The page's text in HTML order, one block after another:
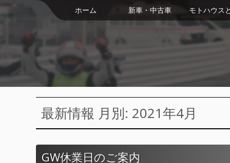
ホーム 新車・中古車 モトハウス
最新情報 月別: 2021年4月
GW休業日のご案内